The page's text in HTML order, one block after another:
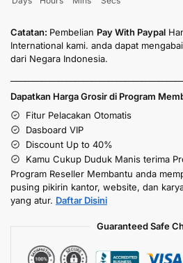
Catatan: Pembelian Pay With Paypal
International kami. anda dapat
dari Negara Indonesia.
Dapatkan Harga Grosir di Program
Fitur Pelacakan Otomatis
Dasboard VIP
Discount Up to 40%
Kamu Cukup Duduk Manis terima
Program Reseller Membantu anda
pusing pikirin kantor, website, dan
yang atur. Daftar Disini
Guaranteed Safe